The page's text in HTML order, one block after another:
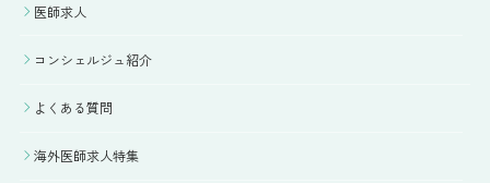
医師求人
コンシェルジュ紹介
よくある質問
海外医師求人特集